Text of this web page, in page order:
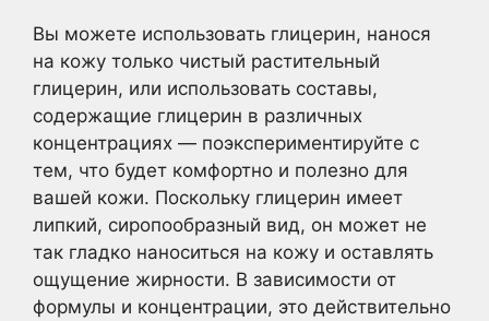
Вы можете использовать глицерин, нанося
на кожу только чистый растительный
глицерин, или использовать составы,
содержащие глицерин в различных
концентрациях — поэкспериментируйте с
тем, что будет комфортно и полезно для
вашей кожи. Поскольку глицерин имеет
липкий, сиропообразный вид, он может не
так гладко наноситься на кожу и оставлять
ощущение жирности. В зависимости от
формулы и концентрации, это действительно